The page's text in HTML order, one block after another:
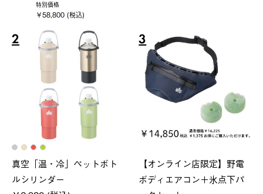
特別価格
￥58,800 (税込)
2
真空「温・冷」ペットボト
ルシリンダー
3
【オンライン店限定】野電
ボディエアコン＋氷点下パ